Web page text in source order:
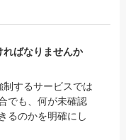
ればなりませんか
するサービスでは
でも、何が未確認
るのかを明確にし